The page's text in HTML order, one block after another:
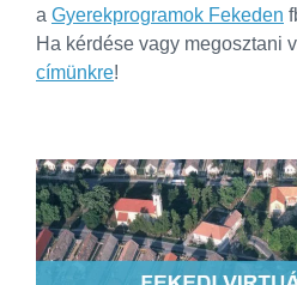
a Gyerekprogramok Fekeden
Ha kérdése vagy megosztani
címünkre!